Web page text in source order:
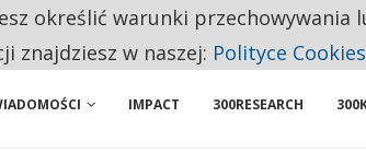
KANDYDATÓW NIE ROZPOCZYNA PRACY
IMPACT 300RESEARCH
określić warunki
znajdziesz w naszej: Polityce Cookies